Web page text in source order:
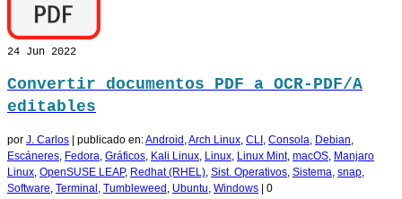
24 Jun 2022
Convertir documentos PDF a OCR-PDF/A
editables
por J. Carlos publicado en:Android ,Arch Linux, CLI , Consola, Debian,
Escáneres, Fedora, Gráficos, Kali Linux, Linux, Linux Mint, macOS, Manjaro
Linux, OpenSUSE LEAP, Redhat (RHEL), Sist. Operativos, Sistema, snap,
Software, Terminal , Tumbleweed , Ubuntu, Windows 0